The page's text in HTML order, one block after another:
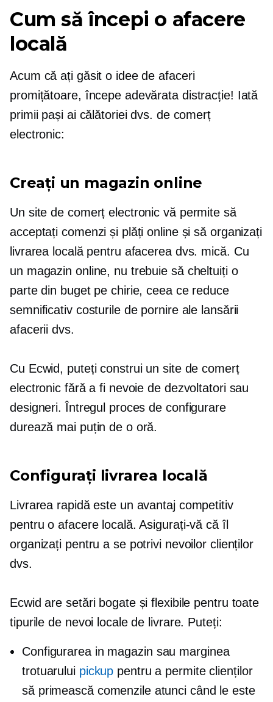
Cum să începi o afacere
locală
Acum că ați găsit o idee de afaceri
promițătoare, începe adevărata distracție! Iată
primii pași ai călătoriei dvs. de comerț
electronic:
Creați un magazin online
Un site de comerț electronic vă permite să
acceptați comenzi și plăți online și să organizați
livrarea locală pentru afacerea dvs. mică. Cu
un magazin online, nu trebuie să cheltuiți o
parte din buget pe chirie, ceea ce reduce
semnificativ costurile de pornire ale lansării
afacerii dvs.
Cu Ecwid, puteți construi un site de comerț
electronic fără a fi nevoie de dezvoltatori sau
designeri. Întregul proces de configurare
durează mai puțin de o oră.
Configurați livrarea locală
Livrarea rapidă este un avantaj competitiv
pentru o afacere locală. Asigurați-vă că îl
organizați pentru a se potrivi nevoilor clienților
dvs.
Ecwid are setări bogate și flexibile pentru toate
tipurile de nevoi locale de livrare. Puteți:
Configurarea in magazin sau marginea
trotuarului pickup pentru a permite clienților
să primească comenzile atunci când le este